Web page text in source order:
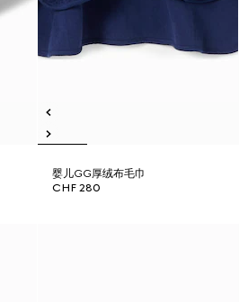
婴儿GG厚绒布毛巾
CHF 280